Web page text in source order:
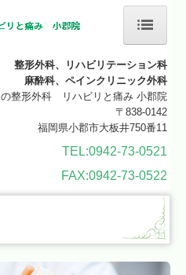
整形外科、リハビリテーション科
麻酔科、ペインクリニック外科
整形外科 リハビリと痛み 小郡院
〒838-0142
福岡県小郡市大板井750番11
TEL:0942-73-0521
FAX:0942-73-0522